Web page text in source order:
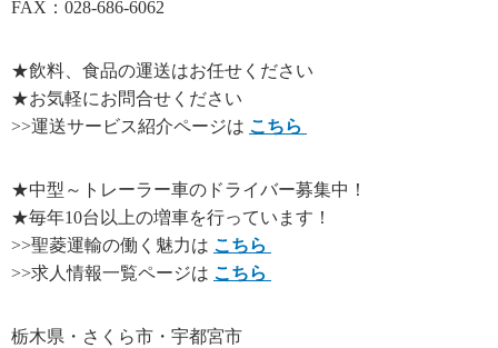
FAX：028-686-6062
★飲料、食品の運送はお任せください
★お気軽にお問合せください
>>運送サービス紹介ページは こちら
★中型～トレーラー車のドライバー募集中！
★毎年10台以上の増車を行っています！
>>聖菱運輸の働く魅力は こちら
>>求人情報一覧ページは こちら
栃木県・さくら市・宇都宮市